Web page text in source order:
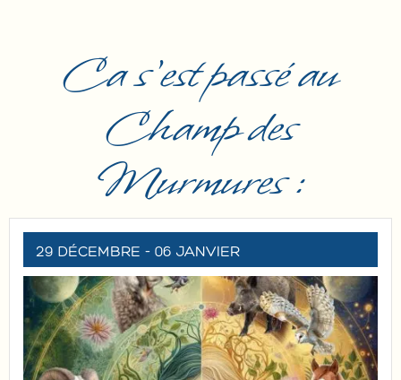
Ca s'est passé au
Champ des
Murmures :
29 DÉCEMBRE - 06 JANVIER